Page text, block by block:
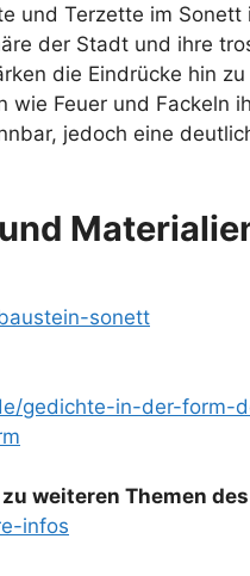
und Terzette im
der Stadt und ihre
die Eindrücke hin
wie Feuer und Fackeln
jedoch eine
sonett
gedichte-in-der-form-
weiteren Themen
infos